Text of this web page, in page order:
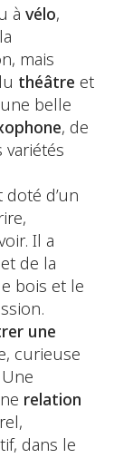
à vélo,
mais
théâtre et
belle
, de
d’un
Il a
de la
bois et le
une
curieuse
relation
dans le